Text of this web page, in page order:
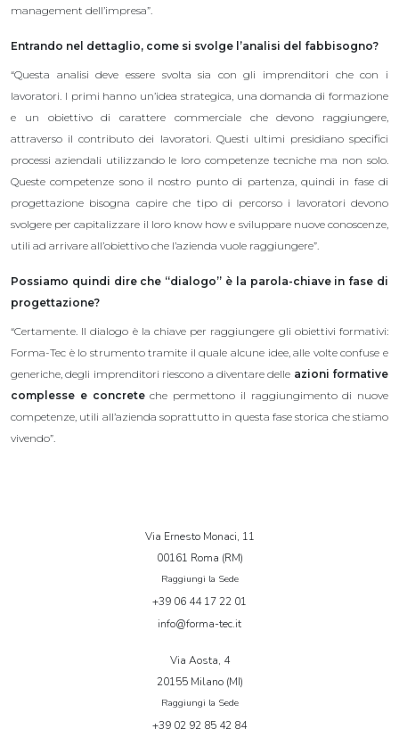
management dell’impresa”.
Entrando nel dettaglio, come si svolge l’analisi del fabbisogno?
“Questa analisi deve essere svolta sia con gli imprenditori che con i
lavoratori. I primi hanno un’idea strategica, una domanda di formazione
e un obiettivo di carattere commerciale che devono raggiungere,
attraverso il contributo dei lavoratori. Questi ultimi presidiano specifici
processi aziendali utilizzando le loro competenze tecniche ma non solo.
Queste competenze sono il nostro punto di partenza, quindi in fase di
progettazione bisogna capire che tipo di percorso i lavoratori devono
svolgere per capitalizzare il loro know how e sviluppare nuove conoscenze,
utili ad arrivare all’obiettivo che l’azienda vuole raggiungere”.
Possiamo quindi dire che “dialogo” è la parola-chiave in fase di
progettazione?
“Certamente. Il dialogo è la chiave per raggiungere gli obiettivi formativi:
Forma-Tec è lo strumento tramite il quale alcune idee, alle volte confuse e
generiche, degli imprenditori riescono a diventare delle azioni formative
complesse e concreteche permettono il raggiungimento di nuove
competenze, utili all’azienda soprattutto in questa fase storica che stiamo
vivendo”.
Via Ernesto Monaci, 11
00161 Roma (RM)
Raggiungi la Sede
+39 06 44 17 22 01
info@forma-tec.it
Via Aosta, 4
20155 Milano (MI)
Raggiungi la Sede
+39 02 92 85 42 84